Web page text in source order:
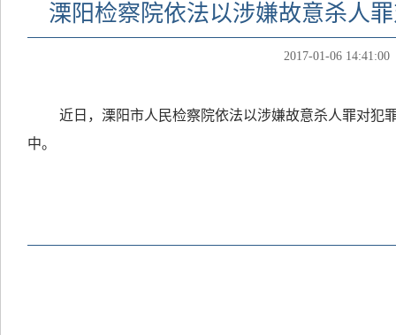
溧阳检察院依法以涉嫌故意杀人
2017-01-06 14:41:00
近日，溧阳市人民检察院依法以涉嫌故意杀人罪对犯
中。